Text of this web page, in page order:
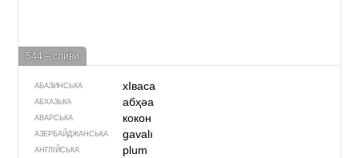
544 – сливи
АБАЗИНСЬКА хIваса
АБХАЗЬКА абҳәа
АВАРСЬКА кокон
АЗЕРБАЙДЖАНСЬКА gavalı
АНГЛІЙСЬКА plum